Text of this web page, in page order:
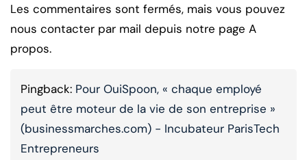
Les commentaires sont fermés, mais vous pouvez
nous contacter par mail depuis notre page A
propos.
Pingback: Pour OuiSpoon, « chaque employé
peut être moteur de la vie de son entreprise »
(businessmarches.com) - Incubateur ParisTech
Entrepreneurs